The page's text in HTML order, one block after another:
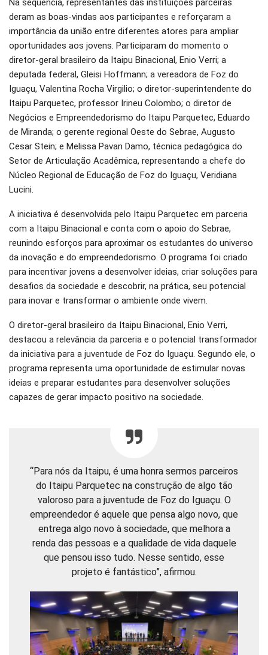
Na sequência, representantes das instituições parceiras
deram as boas-vindas aos participantes e reforçaram a
importância da união entre diferentes atores para ampliar
oportunidades aos jovens. Participaram do momento o
diretor-geral brasileiro da Itaipu Binacional, Enio Verri; a
deputada federal, Gleisi Hoffmann; a vereadora de Foz do
Iguaçu, Valentina Rocha Virgilio; o diretor-superintendente do
Itaipu Parquetec, professor Irineu Colombo; o diretor de
Negócios e Empreendedorismo do Itaipu Parquetec, Eduardo
de Miranda; o gerente regional Oeste do Sebrae, Augusto
Cesar Stein; e Melissa Pavan Damo, técnica pedagógica do
Setor de Articulação Acadêmica, representando a chefe do
Núcleo Regional de Educação de Foz do Iguaçu, Veridiana
Lucini.
A iniciativa é desenvolvida pelo Itaipu Parquetec em parceria
com a Itaipu Binacional e conta com o apoio do Sebrae,
reunindo esforços para aproximar os estudantes do universo
da inovação e do empreendedorismo. O programa foi criado
para incentivar jovens a desenvolver ideias, criar soluções para
desafios da sociedade e descobrir, na prática, seu potencial
para inovar e transformar o ambiente onde vivem.
O diretor-geral brasileiro da Itaipu Binacional, Enio Verri,
destacou a relevância da parceria e o potencial transformador
da iniciativa para a juventude de Foz do Iguaçu. Segundo ele, o
programa representa uma oportunidade de estimular novas
ideias e preparar estudantes para desenvolver soluções
capazes de gerar impacto positivo na sociedade.
“Para nós da Itaipu, é uma honra sermos parceiros
do Itaipu Parquetec na construção de algo tão
valoroso para a juventude de Foz do Iguaçu. O
empreendedor é aquele que pensa algo novo, que
entrega algo novo à sociedade, que melhora a
renda das pessoas e a qualidade de vida daquele
que pensou isso tudo. Nesse sentido, esse
projeto é fantástico”, afirmou.